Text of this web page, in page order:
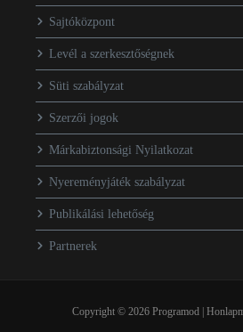
Sajtóközpont
Levél a szerkesztőségnek
Süti szabályzat
Szerzői jogok
Márkabiztonsági Nyilatkozat
Nyereményjáték szabályzat
Publikálási lehetőség
Partnerek
Copyright © 2026 Programod |